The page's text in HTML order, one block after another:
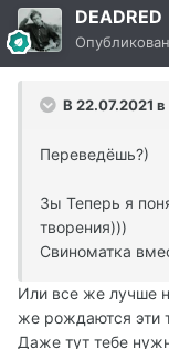
DEADRED
В 22.07.2021
Переведёшь?)
Зы Теперь я
творения)))
Свиноматка
Или все же лучше
же рождаются эти
Даже тут тебе